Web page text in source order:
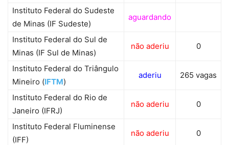
Instituto Federal do Sudeste
de Minas (IF Sudeste)
aguardando
Instituto Federal do Sul de
Minas (IF Sul de Minas)
não aderiu 0
Instituto Federal do Triângulo
Mineiro (IFTM)
aderiu 265 vagas
Instituto Federal do Rio de
Janeiro (IFRJ)
não aderiu 0
Instituto Federal Fluminense
(IFF)
não aderiu 0